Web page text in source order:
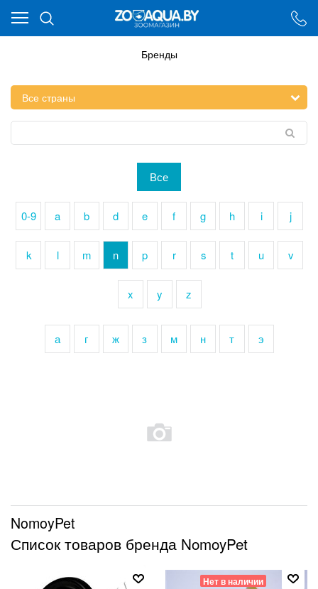
Бренды
Все
0-9 a b d e f g h i j
k l m n p r s t u v
x y z
а г ж з м н т э
NomoyPet
Список товаров бренда NomoyPet
Нет в наличии
Ваш город - Минск,